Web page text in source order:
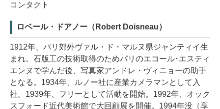
コンタクト
ロベール・ドアノー（Robert Doisneau）
1912年、パリ郊外ヴァル・ド・マルヌ県ジャンティイ生
まれ。石版工の技術取得のためパリのエコール･エスティ
エンヌで学んだ後、写真家アンドレ・ヴィニョーの助手
となる。1934年、ルノー社に産業カメラマンとして入
社。1939年、フリーとして活動を開始。1992年、オック
スフォード近代美術館で大回顧展を開催。1994年没（享